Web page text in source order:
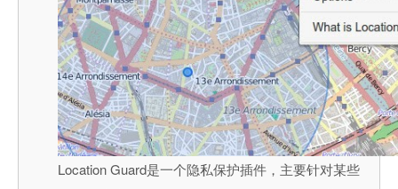
Location Guard是一个隐私保护插件，主要针对某些